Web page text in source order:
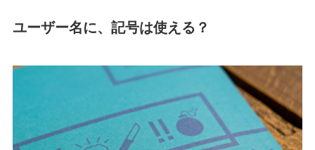
ユーザー名に、記号は使える？